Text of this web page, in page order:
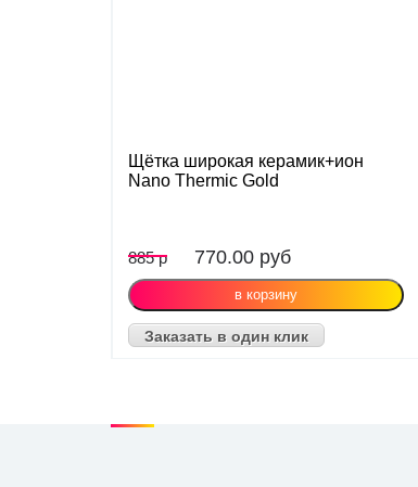
Щётка широкая керамик+ион
Nano Thermic Gold
885 р 770.00 руб
Заказать в один клик